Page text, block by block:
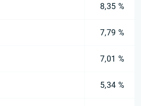
8,35 %
7,79 %
7,01 %
5,34 %